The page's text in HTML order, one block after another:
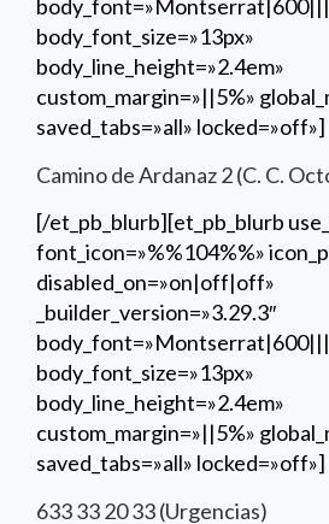
body_font_size=»13px»
body_line_height=»2.4em»
custom_margin=»||5%»
saved_tabs=»all» locked=»off»]
Camino de Ardanaz 2 (C. C.
[/et_pb_blurb][et_pb_blurb
font_icon=»%%104%%»
disabled_on=»on|off|off»
_builder_version=»3.29.3″
body_font_size=»13px»
body_line_height=»2.4em»
custom_margin=»||5%»
saved_tabs=»all» locked=»off»]
633 33 20 33 (Urgencias)